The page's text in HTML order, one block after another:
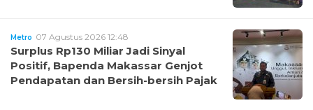
Metro 07 Agustus 2026 12:48
Surplus Rp130 Miliar Jadi Sinyal
Positif, Bapenda Makassar Genjot
Pendapatan dan Bersih-bersih Pajak